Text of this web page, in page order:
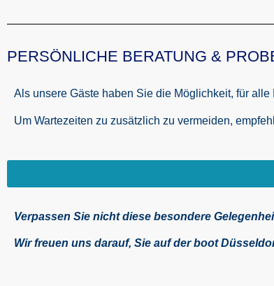
PERSÖNLICHE BERATUNG &
Als unsere Gäste haben Sie die Möglichkeit, für
Um Wartezeiten zu zusätzlich zu vermeiden,
Verpassen Sie nicht diese besondere
Wir freuen uns darauf, Sie auf der boot